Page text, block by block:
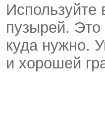
Используйте
пузырей. Это
куда нужно.
и хорошей